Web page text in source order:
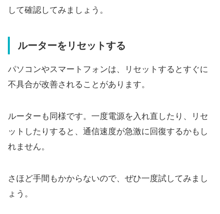
して確認してみましょう。
ルーターをリセットする
パソコンやスマートフォンは、リセットするとすぐに
不具合が改善されることがあります。
ルーターも同様です。一度電源を入れ直したり、リセ
ットしたりすると、通信速度が急激に回復するかもし
れません。
さほど手間もかからないので、ぜひ一度試してみまし
ょう。